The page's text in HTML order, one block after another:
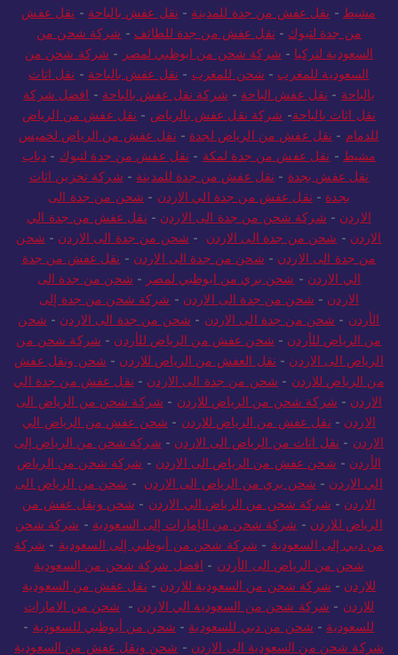
للرياض -نقل عفش من جدة للدمام -نقل عفش من جدة لخميس
مشيط -نقل عفش من جدة للمدينة-نقل عفش بالباحة -نقل عفش
من جدة لتبوك-نقل عفش من جدة للطائف- شركة شحن من
السعودية لتركيا- شركة شحن من ابوظبي لمصر -شركة شحن من
السعودية للمغرب
-شحن للمغرب- نقل عفش بالباحة -نقل اثاث
بالباحة- نقل عفش الباحة- شركة نقل عفش بالباحة- افضل شركة
نقل اثاث بالباحة- شركة نقل عفش بالرياض-نقل عفش من الرياض
للدمام - نقل عفش من الرياض لجدة -نقل عفش من الرياض لخميس
مشيط- نقل عفش من جدة لمكة -نقل عفش من جدة لتبوك-دباب
نقل عفش بجدة-نقل عفش من جدة للمدينة-شركة تخزين اثاث
بجدة-نقل عفش من جدة الي الاردن -شحن من جدة الى
الاردن -شركة شحن من جدة الى الاردن -نقل عفش من جدة الي
الاردن-شحن من جدة الى الاردن- شحن من جدة الى الاردن- شحن
من جدة الى الاردن- شحن من جدة الى الاردن -نقل عفش من جدة
الي الاردن- شحن بري من ابوظبي لمصر-شحن من جدة الى
الاردن-شحن من جدة الى الاردن-شركة شحن من جدة إلى
الأردن -شحن من جدة الى الاردن- شحن من جدة الى الاردن-شحن
من الرياض للأردن -شحن عفش من الرياض للأردن-شركة شحن من
الرياض الى الاردن -نقل العفش من الرياض للاردن -شحن ونقل عفش
من الرياض للاردن-شحن من جدة الى الاردن -نقل عفش من جدة الي
الاردن-شركة شحن من الرياض للاردن -شركة شحن من الرياض الى
الاردن-نقل عفش من الرياض للاردن-شحن عفش من الرياض الي
الاردن- نقل اثاث من الرياض الى الاردن-شركة شحن من الرياض إلى
الأردن-شحن عفش من الرياض الى الاردن- شركة شحن من الرياض
الي الاردن-شحن بري من الرياض الى الاردن -شحن من الرياض الى
الاردن
-شركة شحن من الرياض الي الاردن -شحن ونقل عفش من
الرياض للاردن-شركة شحن من الإمارات إلى السعودية-شركة شحن
من دبي إلى السعودية - شركة شحن من أبوظبي إلى السعودية-شركة
شحن من الرياض الى الأردن -افضل شركة شحن من السعودية
للاردن- شركة شحن من السعودية للاردن-نقل عفش من السعودية
للاردن-شركة شحن من السعودية الي الاردن -شحن من الامارات
للسعودية-شحن من دبي للسعودية -شحن من أبوظبي للسعودية-